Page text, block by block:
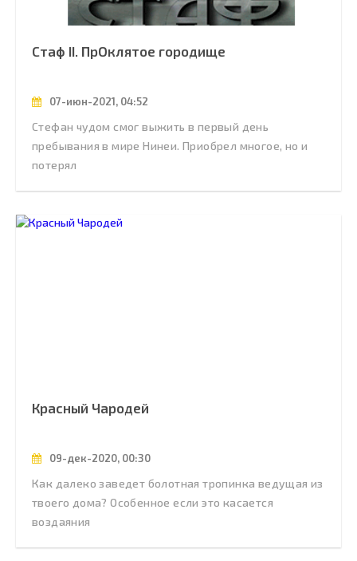
Стаф II. ПрОклятое городище
07-июн-2021, 04:52
Стефан чудом смог выжить в первый день
пребывания в мире Нинеи. Приобрел многое, но и
потерял
Красный Чародей
09-дек-2020, 00:30
Как далеко заведет болотная тропинка ведущая из
твоего дома? Особенное если это касается
воздаяния